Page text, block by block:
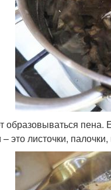
образовываться пена.
это листочки,